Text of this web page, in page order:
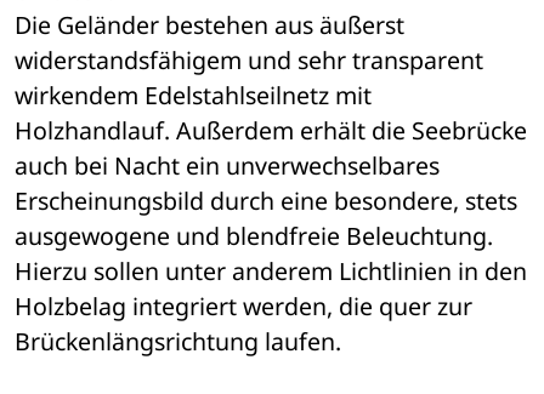
Die Geländer bestehen aus äußerst
widerstandsfähigem und sehr transparent
wirkendem Edelstahlseilnetz mit
Holzhandlauf. Außerdem erhält die Seebrücke
auch bei Nacht ein unverwechselbares
Erscheinungsbild durch eine besondere, stets
ausgewogene und blendfreie Beleuchtung.
Hierzu sollen unter anderem Lichtlinien in den
Holzbelag integriert werden, die quer zur
Brückenlängsrichtung laufen.